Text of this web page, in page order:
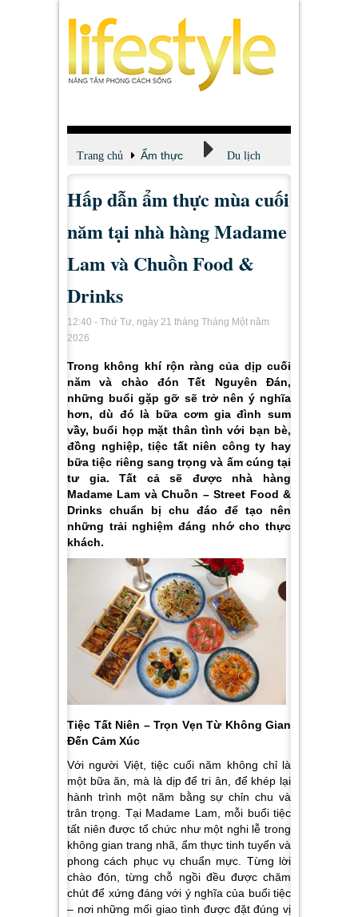
Trang chủ Ẩm thực Du lịch
Hấp dẫn ẩm thực mùa cuối
năm tại nhà hàng Madame
Lam và Chuồn Food &
Drinks
12:40 - Thứ Tư, ngày 21 tháng Tháng Một năm
2026
Trong không khí rộn ràng của dịp cuối
năm và chào đón Tết Nguyên Đán,
những buổi gặp gỡ sẽ trở nên ý nghĩa
hơn, dù đó là bữa cơm gia đình sum
vầy, buổi họp mặt thân tình với bạn bè,
đồng nghiệp, tiệc tất niên công ty hay
bữa tiệc riêng sang trọng và ấm cúng tại
tư gia. Tất cả sẽ được nhà hàng
Madame Lam và Chuồn – Street Food &
Drinks chuẩn bị chu đáo để tạo nên
những trải nghiệm đáng nhớ cho thực
khách.
Tiệc Tất Niên – Trọn Vẹn Từ Không Gian
Đến Cảm Xúc
Với người Việt, tiệc cuối năm không chỉ là
một bữa ăn, mà là dịp để tri ân, để khép lại
hành trình một năm bằng sự chỉn chu và
trân trọng. Tại Madame Lam, mỗi buổi tiệc
tất niên được tổ chức như một nghi lễ trong
không gian trang nhã, ẩm thực tinh tuyển và
phong cách phục vụ chuẩn mực. Từng lời
chào đón, từng chỗ ngồi đều được chăm
chút để xứng đáng với ý nghĩa của buổi tiệc
– nơi những mối giao tình được đặt đúng vị